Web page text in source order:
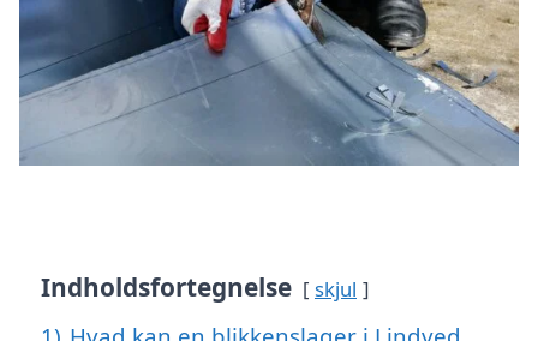
Indholdsfortegnelse skjul